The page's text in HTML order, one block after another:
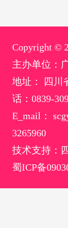
Copyright ©
主办单位：
地址： 四
话：0839-
E_mail：
3265960
技术支持：
蜀ICP备